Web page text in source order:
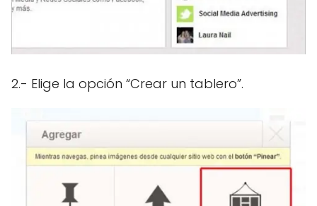
2.- Elige la opción “Crear un tablero”.